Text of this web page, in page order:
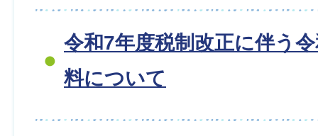
令和7年度税制改正に伴う
料について